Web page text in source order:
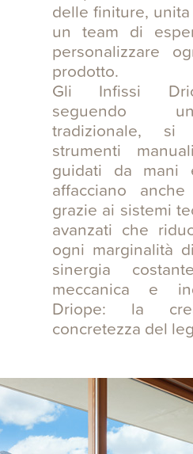
delle finiture, unita
un team di
personalizzare
prodotto.
Gli Infissi
seguendo
tradizionale, si
strumenti
guidati da mani
affacciano anche
grazie ai sistemi
avanzati che
ogni marginalità
sinergia
meccanica e
Driope: la
concretezza del